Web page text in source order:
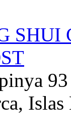
93
Islas